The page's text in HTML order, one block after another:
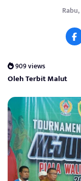
909 views
Oleh Terbit Malut